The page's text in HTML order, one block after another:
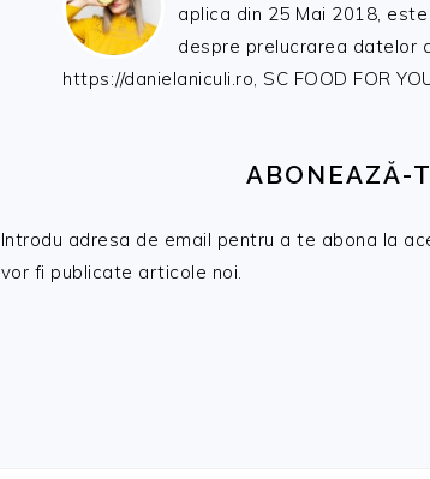
aplica din 25 Mai 2018,
despre prelucrarea datelor
https://danielaniculi.ro, SC FOOD FOR
ABONEAZĂ-
Introdu adresa de email pentru a te abona la
vor fi publicate articole noi.